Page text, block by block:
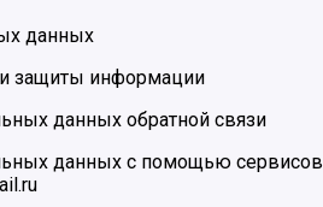
данных
защиты информации
данных обратной связи
данных с помощью сервисов